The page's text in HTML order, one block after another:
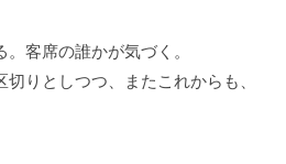
客席の誰かが気づく。
りとしつつ、またこれからも、